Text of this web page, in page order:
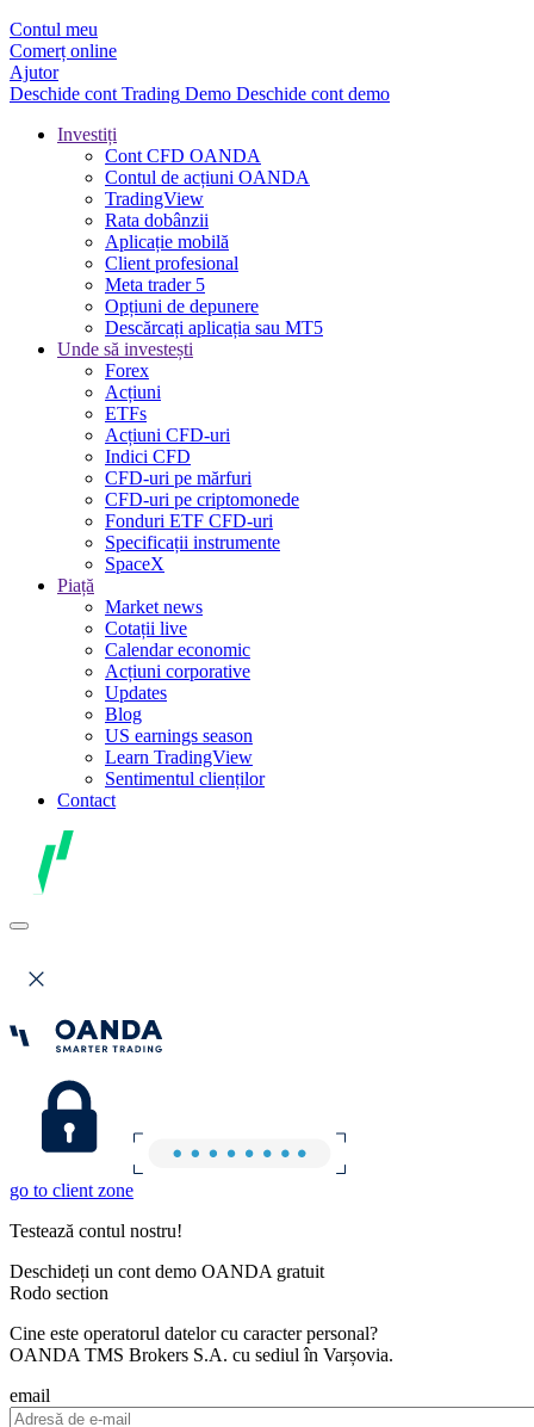
Contul meu
Comerț online
Ajutor
Deschide cont Trading Demo Deschide cont demo
Investiți
Cont CFD OANDA
Contul de acțiuni OANDA
TradingView
Rata dobânzii
Aplicație mobilă
Client profesional
Meta trader 5
Opțiuni de depunere
Descărcați aplicația sau MT5
Unde să investești
Forex
Acțiuni
ETFs
Acțiuni CFD-uri
Indici CFD
CFD-uri pe mărfuri
CFD-uri pe criptomonede
Fonduri ETF CFD-uri
Specificații instrumente
SpaceX
Piață
Market news
Cotații live
Calendar economic
Acțiuni corporative
Updates
Blog
US earnings season
Learn TradingView
Sentimentul clienților
Contact
go to client zone
Testează contul nostru!
Deschideți un cont demo OANDA gratuit
Rodo section
Cine este operatorul datelor cu caracter personal?
OANDA TMS Brokers S.A. cu sediul în Varșovia.
email